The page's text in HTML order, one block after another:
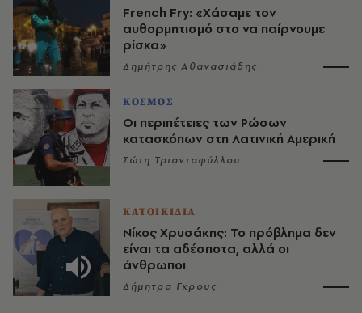
French Fry: «Χάσαμε τον
αυθορμητισμό στο να παίρνουμε
ρίσκα»
Δημήτρης Αθανασιάδης
ΚΟΣΜΟΣ
Οι περιπέτειες των Ρώσων
κατασκόπων στη Λατινική Αμερική
Σώτη Τριανταφύλλου
ΚΑΤΟΙΚΙΔΙΑ
Νίκος Χρυσάκης: Το πρόβλημα δεν
είναι τα αδέσποτα, αλλά οι
άνθρωποι
Δήμητρα Γκρους